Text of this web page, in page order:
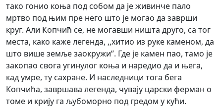
тако гонио коња под собом да је живинче пало
мртво под њим пре него што је могао да заврши
круг. Али Копчић се, не могавши ништа друго, са тог
места, како каже легенда, ,,хитио из руке каменом, да
што више земље заокружи’’. Где је камен пао, тамо је
закопао свога угинулог коња и наредио да и њега,
кад умре, ту сахране. И наследници тога бега
Копчића, завршава легенда, чувају царски ферман о
томе и крију га љубоморно под гредом у кући.